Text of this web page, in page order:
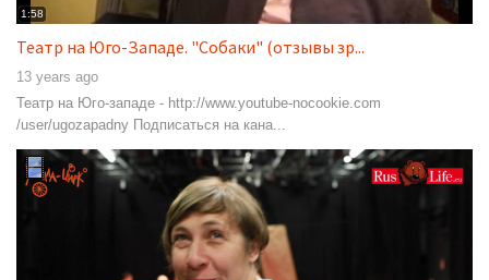
1:58
Театр на Юго-Западе. "Собаки" (отзывы зр...
13 years ago
Театр на Юго-западе - http://www.youtube-nocookie.com
/user/ugozapadny Подписаться на кана...